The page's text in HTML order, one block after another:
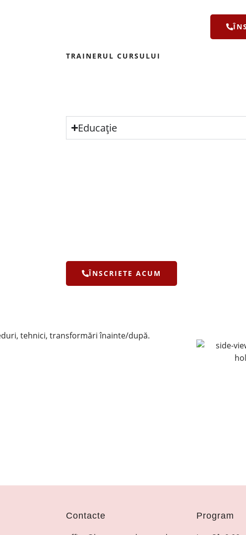
TRAINERUL CURSULUI
Educație
ÎNSCRIETE ACUM
tehnici, transformări înainte/după.
Contacte Program